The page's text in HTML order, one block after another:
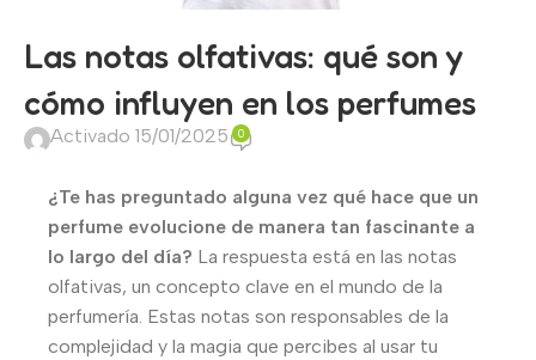
Las notas olfativas: qué son y
cómo influyen en los perfumes
Activado 15/01/2025 0
¿Te has preguntado alguna vez qué hace que un
perfume evolucione de manera tan fascinante a
lo largo del día? La respuesta está en las notas
olfativas, un concepto clave en el mundo de la
perfumería. Estas notas son responsables de la
complejidad y la magia que percibes al usar tu